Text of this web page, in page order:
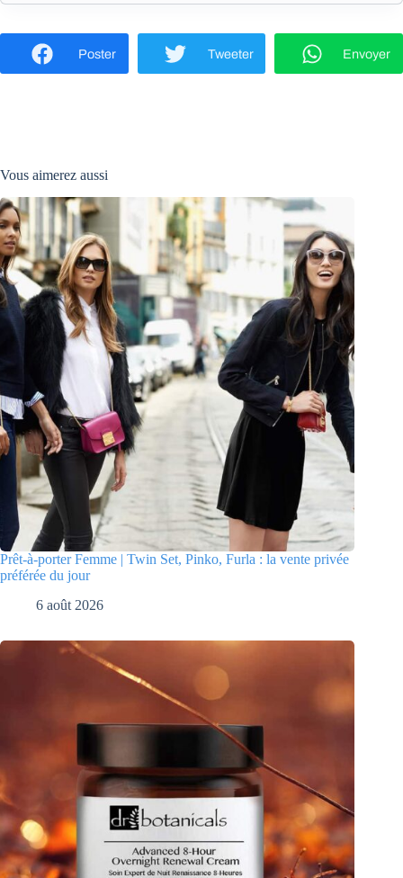
Poster Tweeter Envoyer
Vous aimerez aussi
Prêt-à-porter Femme | Twin Set, Pinko, Furla : la vente privée
préférée du jour
6 août 2026